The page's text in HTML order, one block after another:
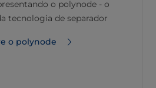
o polynode - o
tecnologia de separador
o polynode